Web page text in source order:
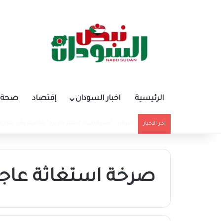
الرئيسية اخبار السودان إقتصاد صحة
اخر الاخبار
صرخة استغاثة